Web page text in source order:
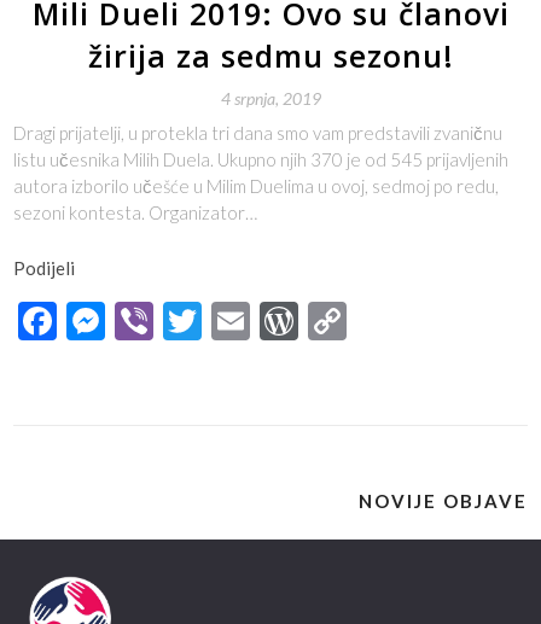
Mili Dueli 2019: Ovo su članovi
žirija za sedmu sezonu!
4 srpnja, 2019
Dragi prijatelji, u protekla tri dana smo vam predstavili zvaničnu
listu učesnika Milih Duela. Ukupno njih 370 je od 545 prijavljenih
autora izborilo učešće u Milim Duelima u ovoj, sedmoj po redu,
sezoni kontesta. Organizator…
Podijeli
Facebook
Messenger
ViberTwitter
EmailWordPress
NOVIJE OBJAVE